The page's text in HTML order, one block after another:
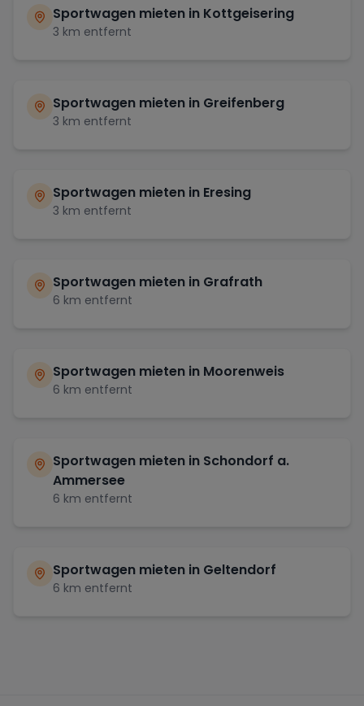
Sportwagen mieten in Kottgeisering
3 km entfernt
Sportwagen mieten in Greifenberg
3 km entfernt
Sportwagen mieten in Eresing
3 km entfernt
Sportwagen mieten in Grafrath
6 km entfernt
Sportwagen mieten in Moorenweis
6 km entfernt
Sportwagen mieten in Schondorf a.
Ammersee
6 km entfernt
Sportwagen mieten in Geltendorf
6 km entfernt